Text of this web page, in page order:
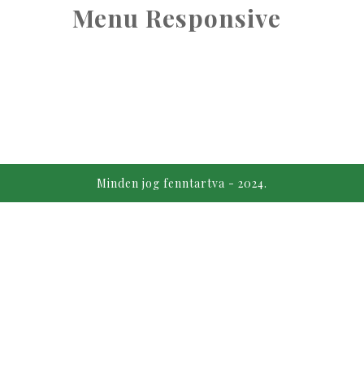
Menu Responsive
Minden jog fenntartva - 2024.